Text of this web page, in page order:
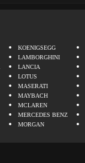
KOENIGSEGG
LAMBORGHINI
LANCIA
LOTUS
MASERATI
MAYBACH
MCLAREN
MERCEDES BENZ
MORGAN